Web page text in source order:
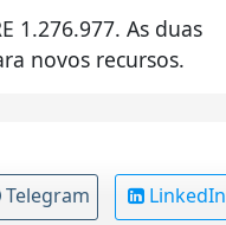
1.276.977. As duas
novos recursos.
Telegram LinkedIn